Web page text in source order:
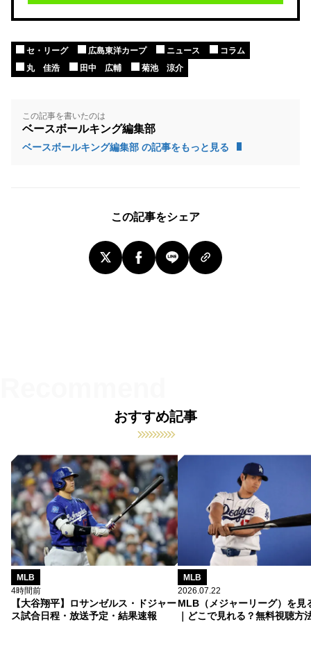
セ・リーグ 広島東洋カープ ニュース
コラム
丸 佳浩
田中 広輔 菊池 涼介
この記事を書いたのは
ベースボールキング編集部
ベースボールキング編集部 の記事をもっと見る
この記事をシェア
おすすめ記事
MLB
4時間前
【大谷翔平】ロサンゼルス・ドジャー
ス試合日程・放送予定・結果速報
MLB
2026.07.22
MLB（メジャーリーグ）を見
｜どこで見れる？無料視聴方